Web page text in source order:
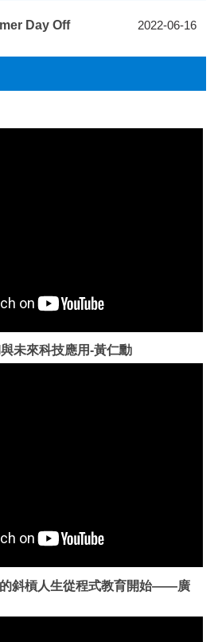
Day Off 2022-06-16
未來科技應用-黃仁勳
的斜槓人生從程式教育開始——廣